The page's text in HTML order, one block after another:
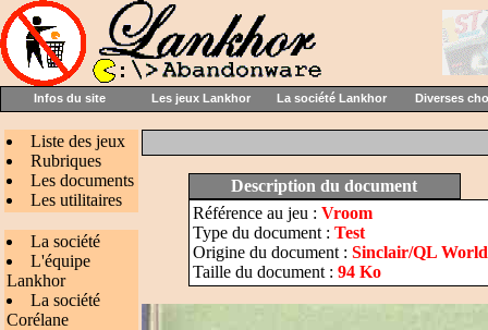
Infos du site Les jeux Lankhor La société Lankhor Diverses
Liste des jeux
Rubriques
Les documents
Les utilitaires
La société
L'équipe
Lankhor
La société
Corélane
Description du document
Référence au jeu : Vroom
Type du document : Test
Origine du document : Sinclair/QL
Taille du document : 94 Ko